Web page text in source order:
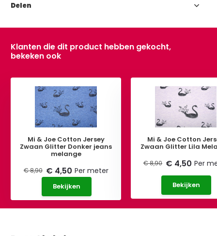
Delen
Klanten die dit product hebben gekocht,
bekeken ook
Mi & Joe Cotton Jersey
Zwaan Glitter Donker jeans
melange
€ 8,90 € 4,50 Per meter
Bekijken
Mi & Joe Cotton
Zwaan Glitter Lila
€ 8,90 € 4,50 Per
Bekijken